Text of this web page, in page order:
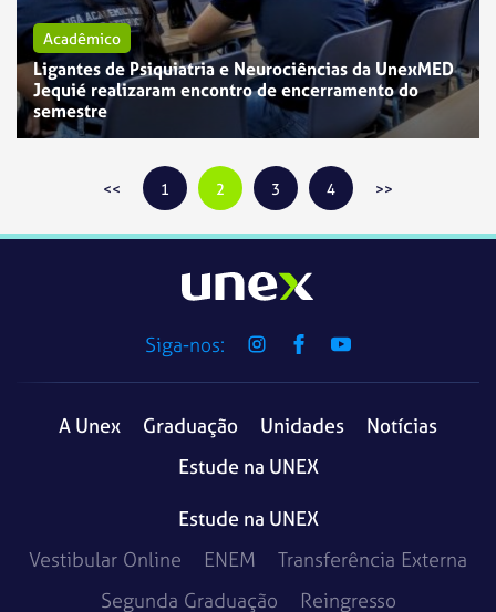
Acadêmico
Ligantes de Psiquiatria e Neurociências da UnexMED
Jequié realizaram encontro de encerramento do
semestre
1 2 3 4
Siga-nos:
A Unex Graduação Unidades
Notícias
Estude na UNEX
Estude na UNEX
Vestibular Online
ENEM
Transferência Externa
Segunda Graduação
Reingresso